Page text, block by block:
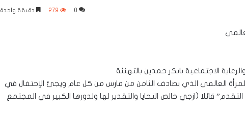
0
279 دقيقة واحدة
الاجتماعية بابكر حمدين بالتهنئة
العالمي الذي يصادف الثامن من مارس من كل عام ويجئ الإحتفال في
قائلا (ازجي خالص التحايا والتقدير لها ولدورها الكبير في المجتمع